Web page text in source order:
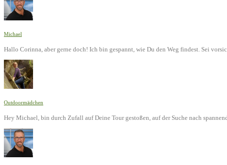
Michael
Hallo Corinna, aber gerne doch! Ich bin gespannt, wie Du den Weg findest. Sei
Outdoormädchen
Hey Michael, bin durch Zufall auf Deine Tour gestoßen, auf der Suche nach